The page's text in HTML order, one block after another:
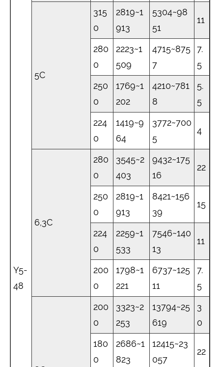
Y5-
48
5C
315
0
2819~1
913
5304~98
51
11
280
0
2223~1
509
4715~875
7
7.
5
250
0
1769~1
202
4210~781
8
5.
5
224
0
1419~9
64
3772~700
5
4
6,3C
280
0
3545~2
403
9432~175
16
22
250
0
2819~1
913
8421~156
39
15
224
0
2259~1
533
7546~140
13
11
200
0
1798~1
221
6737~125
11
7.
5
200
0
3323~2
253
13794~25
619
3
0
180
0
2686~1
823
12415~23
057
22